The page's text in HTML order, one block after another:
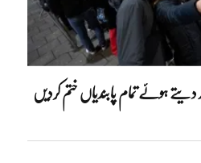
دیتے ہوئے تمام پابندیاں ختم کردیں